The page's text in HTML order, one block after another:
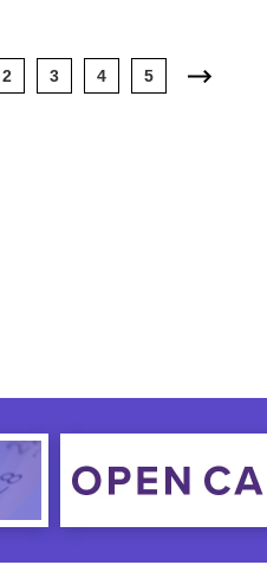
2 3 4 5